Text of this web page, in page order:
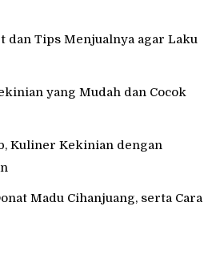
dan Tips Menjualnya agar Laku
yang Mudah dan Cocok
Kuliner Kekinian dengan
Madu Cihanjuang, serta Cara